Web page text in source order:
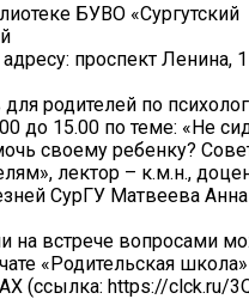
БУВО «Сургутский
проспект Ленина, 1
родителей по
до 15.00 по теме: «Не
своему ребенку?
лектор – к.м.н.,
СурГУ Матвеева Анна
на встрече вопросами
«Родительская
(ссылка: https://clck.ru/